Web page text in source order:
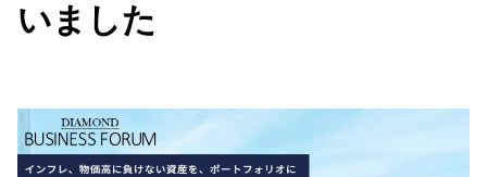
いました